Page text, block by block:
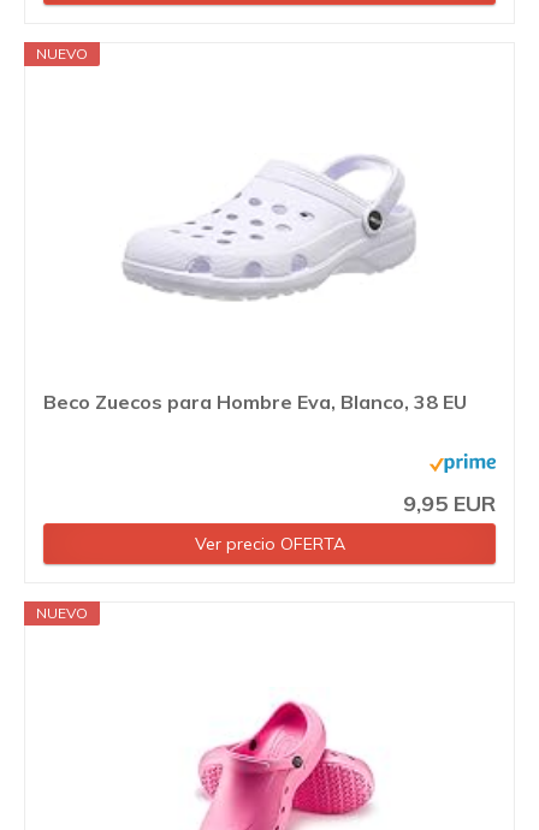
NUEVO
Beco Zuecos para Hombre Eva, Blanco, 38 EU
9,95 EUR
Ver precio OFERTA
NUEVO